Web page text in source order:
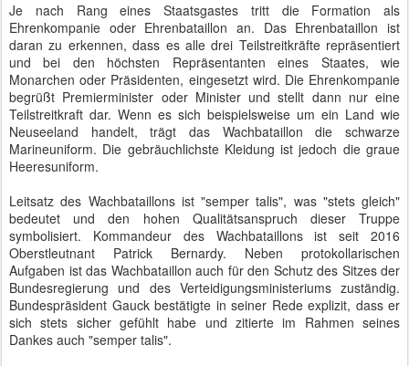
Je nach Rang eines Staatsgastes tritt die Formation als
Ehrenkompanie oder Ehrenbataillon an. Das Ehrenbataillon ist
daran zu erkennen, dass es alle drei Teilstreitkräfte repräsentiert
und bei den höchsten Repräsentanten eines Staates, wie
Monarchen oder Präsidenten, eingesetzt wird. Die Ehrenkompanie
begrüßt Premierminister oder Minister und stellt dann nur eine
Teilstreitkraft dar. Wenn es sich beispielsweise um ein Land wie
Neuseeland handelt, trägt das Wachbataillon die schwarze
Marineuniform. Die gebräuchlichste Kleidung ist jedoch die graue
Heeresuniform.
Leitsatz des Wachbataillons ist "semper talis", was "stets gleich"
bedeutet und den hohen Qualitätsanspruch dieser Truppe
symbolisiert. Kommandeur des Wachbataillons ist seit 2016
Oberstleutnant Patrick Bernardy. Neben protokollarischen
Aufgaben ist das Wachbataillon auch für den Schutz des Sitzes der
Bundesregierung und des Verteidigungsministeriums zuständig.
Bundespräsident Gauck bestätigte in seiner Rede explizit, dass er
sich stets sicher gefühlt habe und zitierte im Rahmen seines
Dankes auch "semper talis".